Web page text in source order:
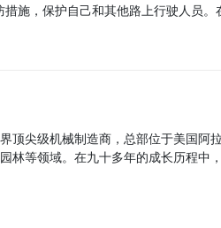
施，保护自己和其他路上行驶人员
顶尖级机械制造商，总部位于美国阿
林等领域。在九十多年的成长历程中